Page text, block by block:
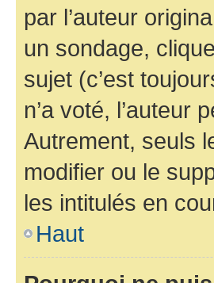
par l’auteur
un sondage,
sujet (c’est
n’a voté, l’auteur
Autrement, seuls
modifier ou le
les intitulés en
Haut